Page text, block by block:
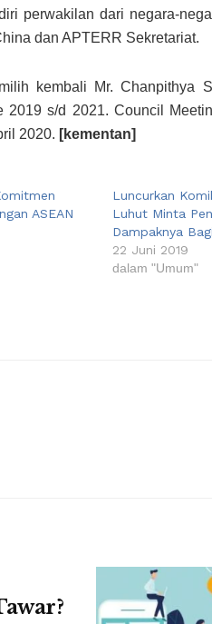
perwakilan dari negara-
dan APTERR Sekretariat.
kembali Mr. Chanpithya
s/d 2021. Council
2020. [kementan]
ASEAN
Luncurkan
Luhut Minta
Dampaknya
22 Juni 2019
dalam "Umum"